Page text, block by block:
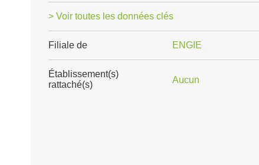
> Voir toutes les données clés
Filiale de ENGIE
Établissement(s)
rattaché(s)
Aucun